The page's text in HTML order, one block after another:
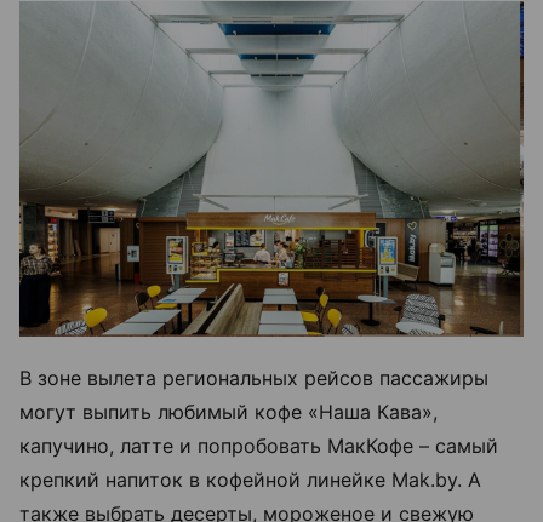
В зоне вылета региональных рейсов пассажиры
могут выпить любимый кофе «Наша Кава»,
капучино, латте и попробовать МакКофе – самый
крепкий напиток в кофейной линейке Mak.by. А
также выбрать десерты, мороженое и свежую